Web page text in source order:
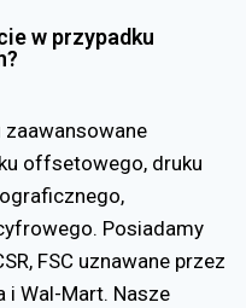
w przypadku
offsetowego, druku
Posiadamy
FSC uznawane przez
i Wal-Mart. Nasze